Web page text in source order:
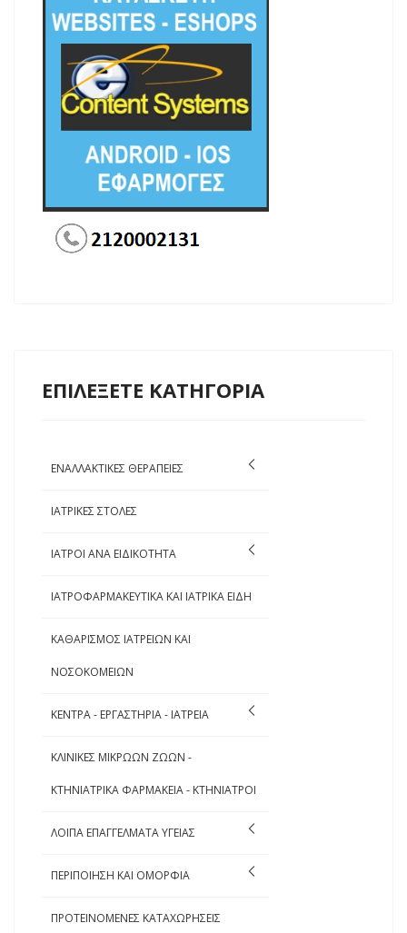
ΕΠΙΛΕΞΕΤΕ ΚΑΤΗΓΟΡΙΑ
ΕΝΑΛΛΑΚΤΙΚΕΣ ΘΕΡΑΠΕΙΕΣ
ΙΑΤΡΙΚΕΣ ΣΤΟΛΕΣ
ΙΑΤΡΟΙ ΑΝΑ ΕΙΔΙΚΟΤΗΤΑ
ΙΑΤΡΟΦΑΡΜΑΚΕΥΤΙΚΑ ΚΑΙ ΙΑΤΡΙΚΑ ΕΙΔΗ
ΚΑΘΑΡΙΣΜΟΣ ΙΑΤΡΕΙΩΝ ΚΑΙ
ΝΟΣΟΚΟΜΕΙΩΝ
ΚΕΝΤΡΑ - ΕΡΓΑΣΤΗΡΙΑ - ΙΑΤΡΕΙΑ
ΚΛΙΝΙΚΕΣ ΜΙΚΡΩΩΝ ΖΩΩΝ -
ΚΤΗΝΙΑΤΡΙΚΑ ΦΑΡΜΑΚΕΙΑ - ΚΤΗΝΙΑΤΡΟΙ
ΛΟΙΠΑ ΕΠΑΓΓΕΛΜΑΤΑ ΥΓΕΙΑΣ
ΠΕΡΙΠΟΙΗΣΗ ΚΑΙ ΟΜΟΡΦΙΑ
ΠΡΟΤΕΙΝΟΜΕΝΕΣ ΚΑΤΑΧΩΡΗΣΕΙΣ